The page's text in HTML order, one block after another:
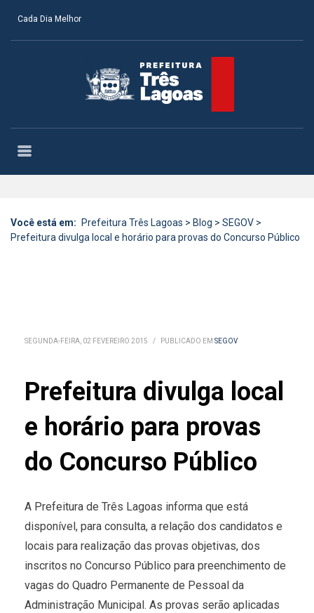
Cada Dia Melhor
Você está em: Prefeitura Três Lagoas > Blog > SEGOV >
Prefeitura divulga local e horário para provas do Concurso Público
SEGUNDA-FEIRA, 02 FEVEREIRO 2015 / PUBLICADO EM SEGOV
Prefeitura divulga local
e horário para provas
do Concurso Público
A Prefeitura de Três Lagoas informa que está
disponível, para consulta, a relação dos candidatos e
locais para realização das provas objetivas, dos
inscritos no Concurso Público para preenchimento de
vagas do Quadro Permanente de Pessoal da
Administração Municipal. As provas serão aplicadas